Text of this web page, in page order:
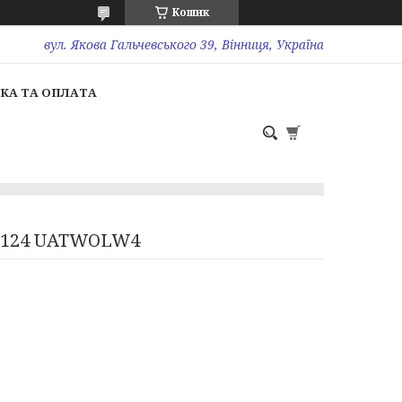
Кошик
вул. Якова Гальчевського 39, Вінниця, Україна
ТА ОПЛАТА
UATWOLW4